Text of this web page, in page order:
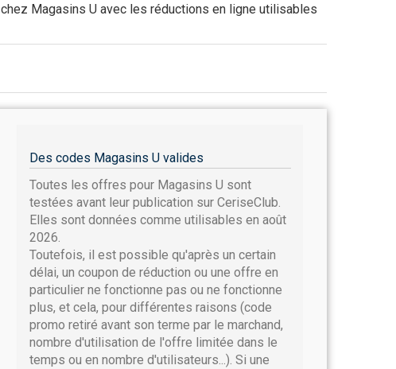
chez Magasins U avec les réductions en ligne utilisables
Des codes Magasins U valides
Toutes les offres pour Magasins U sont
testées avant leur publication sur CeriseClub.
Elles sont données comme utilisables en août
2026.
Toutefois, il est possible qu'après un certain
délai, un coupon de réduction ou une offre en
particulier ne fonctionne pas ou ne fonctionne
plus, et cela, pour différentes raisons (code
promo retiré avant son terme par le marchand,
nombre d'utilisation de l'offre limitée dans le
temps ou en nombre d'utilisateurs...). Si une